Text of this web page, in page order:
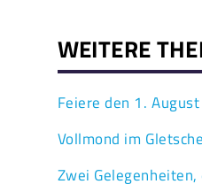
WEITERE
Feiere den 1.
Vollmond im
Zwei Gelegenheiten,